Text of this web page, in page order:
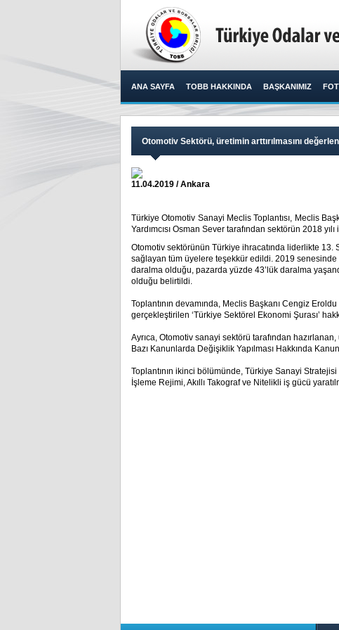
ANA SAYFA TOBB HAKKINDA BAŞKANIMIZ
Otomotiv Sektörü, üretimin arttırılmasını
11.04.2019 / Ankara
Türkiye Otomotiv Sanayi Meclis Toplantısı, Meclis
Yardımcısı Osman Sever tarafından sektörün 2018
Otomotiv sektörünün Türkiye ihracatında liderlikte
sağlayan tüm üyelere teşekkür edildi. 2019
daralma olduğu, pazarda yüzde 43’lük daralma
olduğu belirtildi.
Toplantının devamında, Meclis Başkanı Cengiz
gerçekleştirilen ‘Türkiye Sektörel Ekonomi Şurası’
Ayrıca, Otomotiv sanayi sektörü tarafından
Bazı Kanunlarda Değişiklik Yapılması Hakkında
Toplantının ikinci bölümünde, Türkiye Sanayi
İşleme Rejimi, Akıllı Takograf ve Nitelikli iş gücü